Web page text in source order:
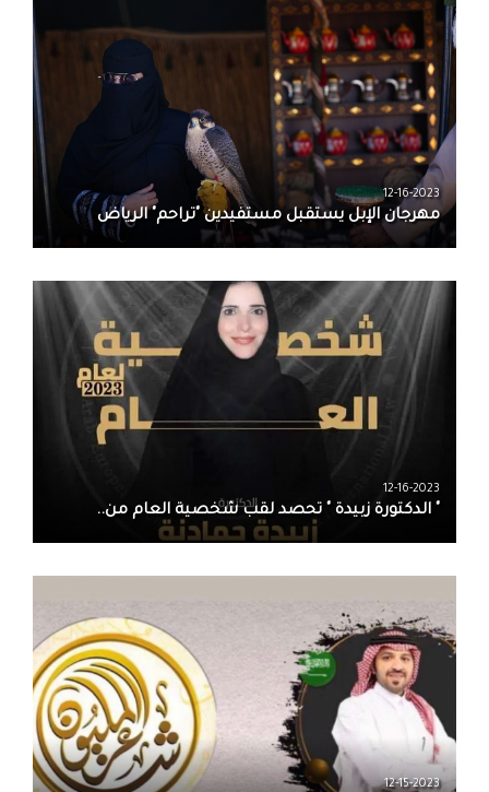
12-16-2023
مهرجان الإبل يستقبل مستفيدين "تراحم" الرياض
12-16-2023
" الدكتورة زبيدة " تحصد لقب شخصية العام من..
12-15-2023